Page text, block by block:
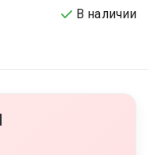
В наличии